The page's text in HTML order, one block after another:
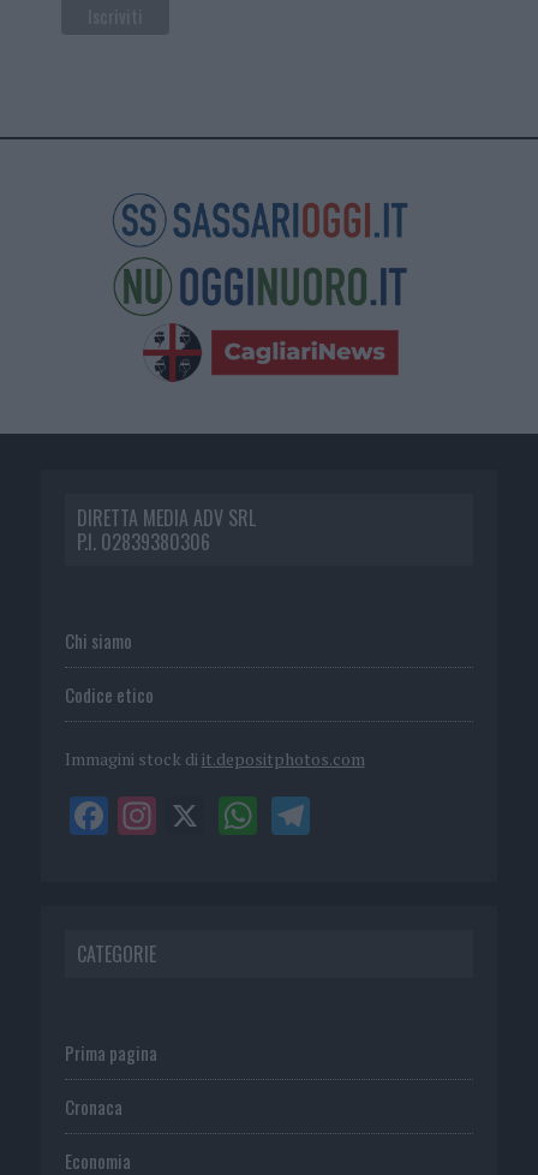
DIRETTA MEDIA ADV SRL
P.I. 02839380306
Chi siamo
Codice etico
Immagini stock di it.depositphotos.com
CATEGORIE
Prima pagina
Cronaca
Economia